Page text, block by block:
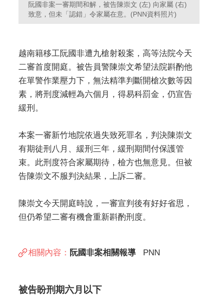
阮國非案一審期間和解，被告陳崇文 (左) 向家屬 (右)
致意，但未「認錯」令家屬在意。(PNN資料照片)
越南籍移工阮國非遭九槍射殺案，高等法院今天
二審首度開庭。被告員警陳崇文希望法院斟酌他
在單警作業壓力下，無法精準判斷開槍次數等因
素，將刑度減輕為六個月，得易科罰金，仍宣告
緩刑。
本案一審新竹地院依過失致死罪名，判決陳崇文
有期徒刑八月、緩刑三年，緩刑期間付保護管
束。此刑度符合家屬期待，檢方也無意見。但被
告陳崇文不服判決結果，上訴二審。
陳崇文今天開庭時說，一審宣判後有好好省思，
但仍希望二審有機會重新斟酌刑度。
相關內容： 阮國非案相關報導 PNN
被告盼刑期六月以下